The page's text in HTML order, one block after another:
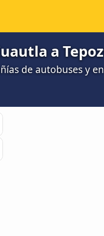
a
de autobuses y